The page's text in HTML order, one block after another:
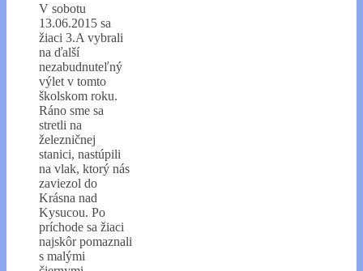
V sobotu
13.06.2015 sa
žiaci 3.A vybrali
na ďalší
nezabudnuteľný
výlet v tomto
školskom roku.
Ráno sme sa
stretli na
železničnej
stanici, nastúpili
na vlak, ktorý nás
zaviezol do
Krásna nad
Kysucou. Po
príchode sa žiaci
najskôr pomaznali
s malými